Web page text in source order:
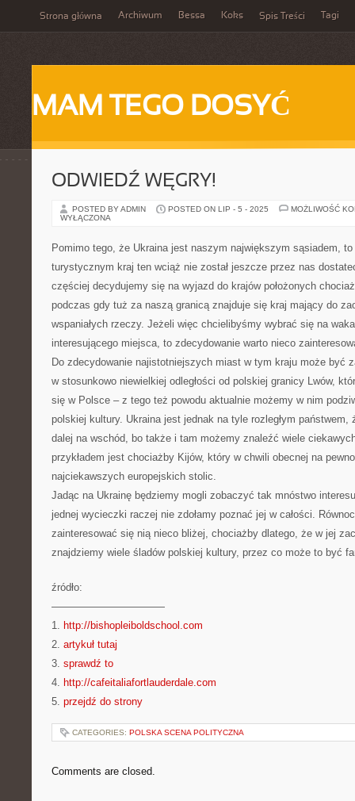
Strona główna Archiwum Bessa Koks Spis Treści Tagi
MAM TEGO DOSYĆ
ODWIEDŹ WĘGRY!
POSTED BY ADMIN POSTED ON LIP - 5 - 2025
MOŻLIWOŚĆ
WYŁĄCZONA
Pomimo tego, że Ukraina jest naszym największym sąsiadem,
turystycznym kraj ten wciąż nie został jeszcze przez nas
częściej decydujemy się na wyjazd do krajów położonych
podczas gdy tuż za naszą granicą znajduje się kraj mający do
wspaniałych rzeczy. Jeżeli więc chcielibyśmy wybrać się na
interesującego miejsca, to zdecydowanie warto nieco
Do zdecydowanie najistotniejszych miast w tym kraju może być
w stosunkowo niewielkiej odległości od polskiej granicy Lwów,
się w Polsce – z tego też powodu aktualnie możemy w nim
polskiej kultury. Ukraina jest jednak na tyle rozległym państwem,
dalej na wschód, bo także i tam możemy znaleźć wiele
przykładem jest chociażby Kijów, który w chwili obecnej na
najciekawszych europejskich stolic.
Jadąc na Ukrainę będziemy mogli zobaczyć tak mnóstwo
jednej wycieczki raczej nie zdołamy poznać jej w całości.
zainteresować się nią nieco bliżej, chociażby dlatego, że w jej
znajdziemy wiele śladów polskiej kultury, przez co może to być
źródło:
———————————
1. http://bishopleiboldschool.com
2. artykuł tutaj
3. sprawdź to
4. http://cafeitaliafortlauderdale.com
5. przejdź do strony
CATEGORIES: POLSKA SCENA POLITYCZNA
Comments are closed.